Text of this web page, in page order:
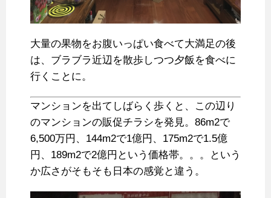
大量の果物をお腹いっぱい食べて大満足の後
は、ブラブラ近辺を散歩しつつ夕飯を食べに
行くことに。
マンションを出てしばらく歩くと、この辺り
のマンションの販促チラシを発見。86m2で
6,500万円、144m2で1億円、175m2で1.5億
円、189m2で2億円という価格帯。。。という
か広さがそもそも日本の感覚と違う。